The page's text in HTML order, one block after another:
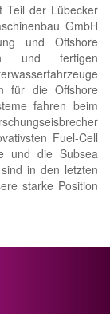
Teil der Lübecker
GmbH
und Offshore
und fertigen
für die Offshore
fahren beim
Fuel-Cell
und die Subsea
in den letzten
starke Position